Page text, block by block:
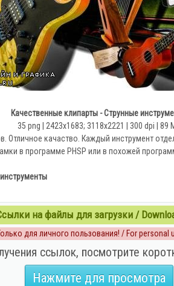
Качественные клипарты - Струнные
35 png | 2423x1683; 3118х2221 | 300 dpi | 89
Отличное качаство. Каждый инструмент
в программе PHSP или в похожей
на файлы для загрузки /
для личного пользования! / For personal
ссылок, посмотрите
Нажмите для просмотра